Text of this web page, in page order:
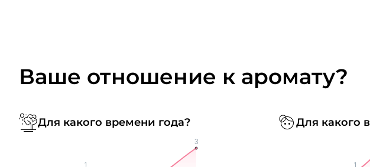
Ваше отношение к аромату?
Для какого времени года? Для какого